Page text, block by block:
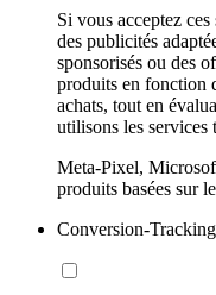
Si vous acceptez
des publicités
sponsorisés ou des
produits en fonction
achats, tout en
utilisons les services
Meta-Pixel,
produits basées sur
Conversion-